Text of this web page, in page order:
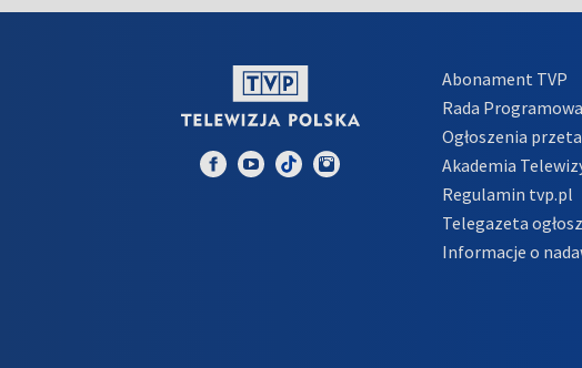
Abonament TVP
Rada Programowa
Ogłoszenia
Akademia
Regulamin tvp.pl
Telegazeta
Informacje o